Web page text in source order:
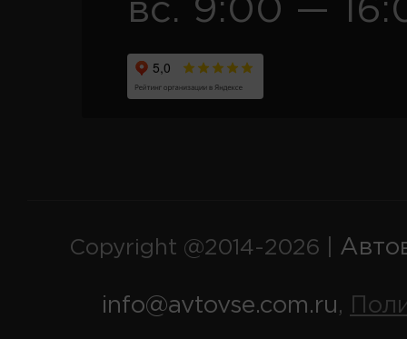
вс. 9:00 —
Copyright @2014-2026 |
info@avtovse.com.ru,